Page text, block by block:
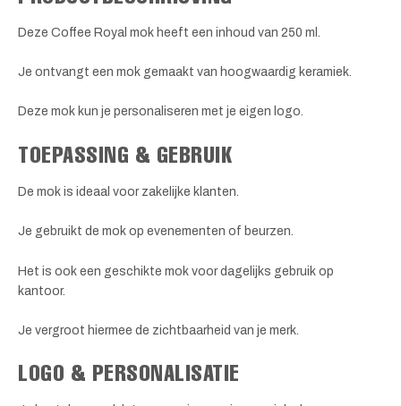
Deze Coffee Royal mok heeft een inhoud van 250 ml.
Je ontvangt een mok gemaakt van hoogwaardig keramiek.
Deze mok kun je personaliseren met je eigen logo.
TOEPASSING & GEBRUIK
De mok is ideaal voor zakelijke klanten.
Je gebruikt de mok op evenementen of beurzen.
Het is ook een geschikte mok voor dagelijks gebruik op
kantoor.
Je vergroot hiermee de zichtbaarheid van je merk.
LOGO & PERSONALISATIE